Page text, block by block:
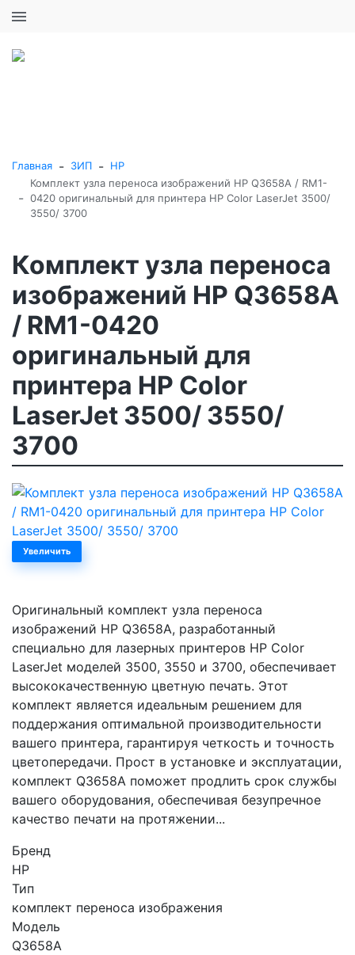
Главная - ЗИП - HP
-
Комплект узла переноса изображений HP Q3658A / RM1-
0420 оригинальный для принтера HP Color LaserJet 3500/
3550/ 3700
Комплект узла переноса
изображений HP Q3658A
/ RM1-0420
оригинальный для
принтера HP Color
LaserJet 3500/ 3550/
3700
Увеличить
Оригинальный комплект узла переноса
изображений HP Q3658A, разработанный
специально для лазерных принтеров HP Color
LaserJet моделей 3500, 3550 и 3700, обеспечивает
высококачественную цветную печать. Этот
комплект является идеальным решением для
поддержания оптимальной производительности
вашего принтера, гарантируя четкость и точность
цветопередачи. Прост в установке и эксплуатации,
комплект Q3658A поможет продлить срок службы
вашего оборудования, обеспечивая безупречное
качество печати на протяжении...
Бренд
HP
Тип
комплект переноса изображения
Модель
Q3658A